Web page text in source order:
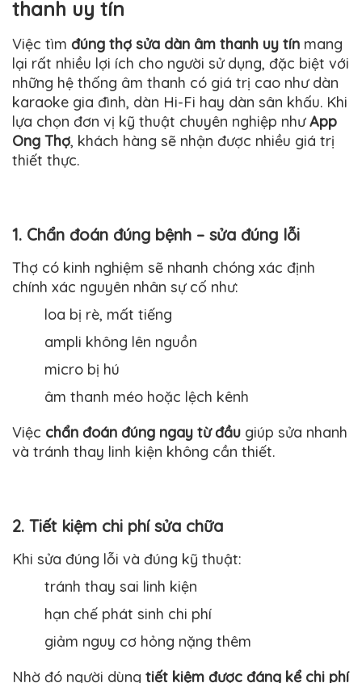
thanh uy tín
Việc tìm đúng thợ sửa dàn âm thanh uy tín mang
lại rất nhiều lợi ích cho người sử dụng, đặc biệt với
những hệ thống âm thanh có giá trị cao như dàn
karaoke gia đình, dàn Hi-Fi hay dàn sân khấu. Khi
lựa chọn đơn vị kỹ thuật chuyên nghiệp nhưApp
Ong Thợ, khách hàng sẽ nhận được nhiều giá trị
thiết thực.
1. Chẩn đoán đúng bệnh – sửa đúng lỗi
Thợ có kinh nghiệm sẽ nhanh chóng xác định
chính xác nguyên nhân sự cố như:
loa bị rè, mất tiếng
ampli không lên nguồn
micro bị hú
âm thanh méo hoặc lệch kênh
Việc chẩn đoán đúng ngay từ đầu giúp sửa nhanh
và tránh thay linh kiện không cần thiết.
2. Tiết kiệm chi phí sửa chữa
Khi sửa đúng lỗi và đúng kỹ thuật:
tránh thay sai linh kiện
hạn chế phát sinh chi phí
giảm nguy cơ hỏng nặng thêm
Nhờ đó người dùng tiết kiệm được đáng kể chi phí